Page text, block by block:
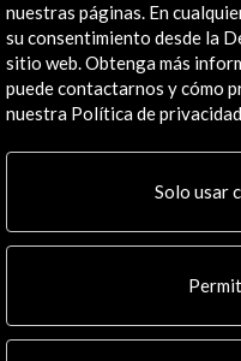
nuestras páginas. En
su consentimiento desde la
sitio web. Obtenga más
puede contactarnos y cómo
nuestra Política de
Solo usar